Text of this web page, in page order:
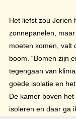
Het liefst zou Jorien
zonnepanelen,
moeten komen, valt
boom. “Bomen zijn
tegengaan van
goede isolatie en
De kamer boven
isoleren en daar ga